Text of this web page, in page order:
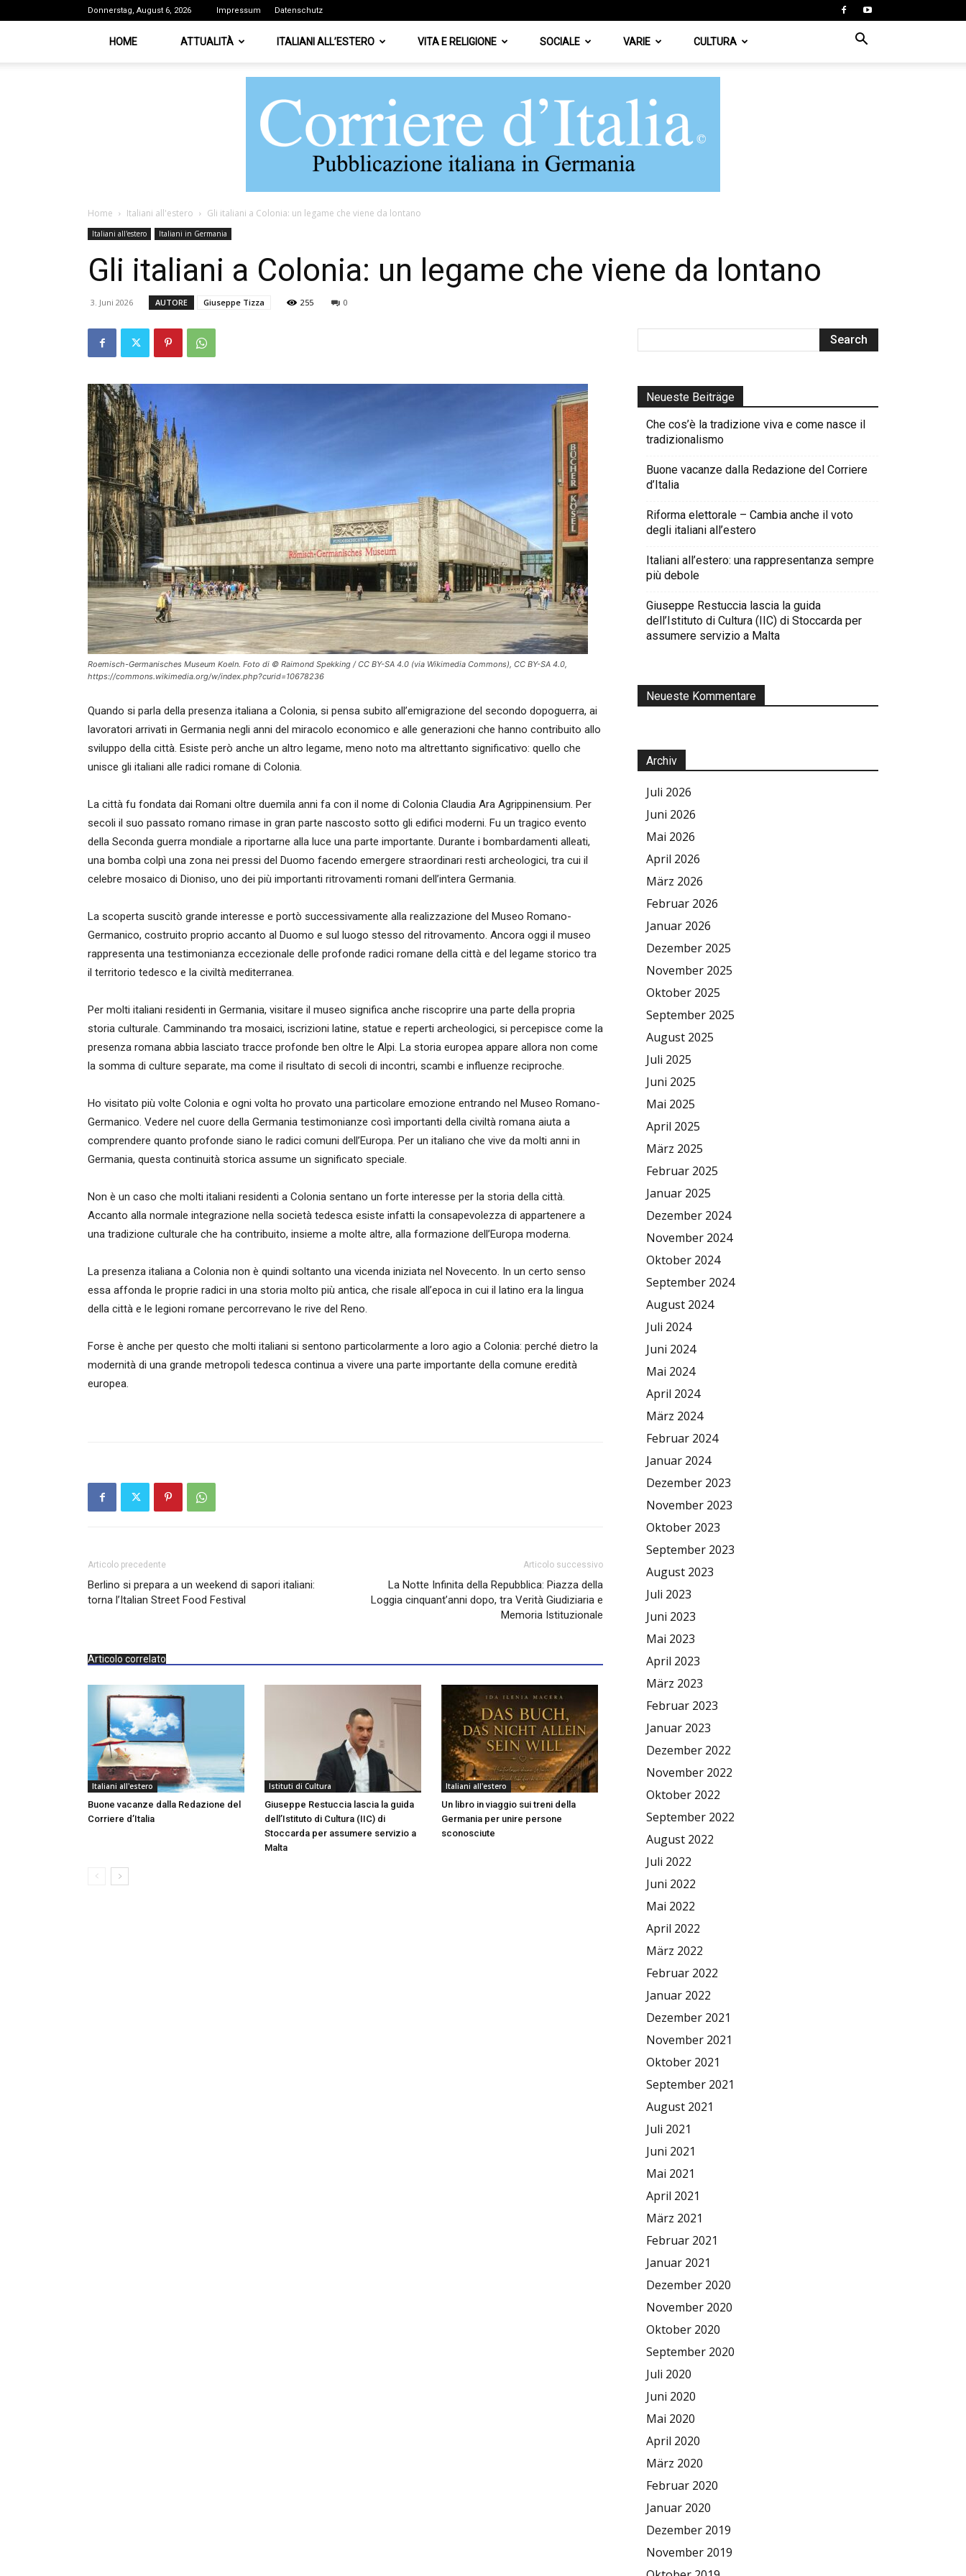
Donnerstag, August 6, 2026 Impressum Datenschutz
HOME ATTUALITÀ ITALIANI ALL’ESTERO VITA E RELIGIONE SOCIALE VARIE CULTURA
Home Italiani all'estero Gli italiani a Colonia: un legame che viene da lontano
Italiani all'estero Italiani in Germania
Gli italiani a Colonia: un legame che viene da lontano
3. Juni 2026 AUTORE Giuseppe Tizza 255 0
Roemisch-Germanisches Museum Koeln. Foto di © Raimond Spekking / CC BY-SA 4.0 (via Wikimedia Commons), CC BY-SA 4.0,
https://commons.wikimedia.org/w/index.php?curid=10678236
Quando si parla della presenza italiana a Colonia, si pensa subito all’emigrazione del secondo dopoguerra, ai
lavoratori arrivati in Germania negli anni del miracolo economico e alle generazioni che hanno contribuito allo
sviluppo della città. Esiste però anche un altro legame, meno noto ma altrettanto significativo: quello che
unisce gli italiani alle radici romane di Colonia.
La città fu fondata dai Romani oltre duemila anni fa con il nome di Colonia Claudia Ara Agrippinensium. Per
secoli il suo passato romano rimase in gran parte nascosto sotto gli edifici moderni. Fu un tragico evento
della Seconda guerra mondiale a riportarne alla luce una parte importante. Durante i bombardamenti alleati,
una bomba colpì una zona nei pressi del Duomo facendo emergere straordinari resti archeologici, tra cui il
celebre mosaico di Dioniso, uno dei più importanti ritrovamenti romani dell’intera Germania.
La scoperta suscitò grande interesse e portò successivamente alla realizzazione del Museo Romano-
Germanico, costruito proprio accanto al Duomo e sul luogo stesso del ritrovamento. Ancora oggi il museo
rappresenta una testimonianza eccezionale delle profonde radici romane della città e del legame storico tra
il territorio tedesco e la civiltà mediterranea.
Per molti italiani residenti in Germania, visitare il museo significa anche riscoprire una parte della propria
storia culturale. Camminando tra mosaici, iscrizioni latine, statue e reperti archeologici, si percepisce come la
presenza romana abbia lasciato tracce profonde ben oltre le Alpi. La storia europea appare allora non come
la somma di culture separate, ma come il risultato di secoli di incontri, scambi e influenze reciproche.
Ho visitato più volte Colonia e ogni volta ho provato una particolare emozione entrando nel Museo Romano-
Germanico. Vedere nel cuore della Germania testimonianze così importanti della civiltà romana aiuta a
comprendere quanto profonde siano le radici comuni dell’Europa. Per un italiano che vive da molti anni in
Germania, questa continuità storica assume un significato speciale.
Non è un caso che molti italiani residenti a Colonia sentano un forte interesse per la storia della città.
Accanto alla normale integrazione nella società tedesca esiste infatti la consapevolezza di appartenere a
una tradizione culturale che ha contribuito, insieme a molte altre, alla formazione dell’Europa moderna.
La presenza italiana a Colonia non è quindi soltanto una vicenda iniziata nel Novecento. In un certo senso
essa affonda le proprie radici in una storia molto più antica, che risale all’epoca in cui il latino era la lingua
della città e le legioni romane percorrevano le rive del Reno.
Forse è anche per questo che molti italiani si sentono particolarmente a loro agio a Colonia: perché dietro la
modernità di una grande metropoli tedesca continua a vivere una parte importante della comune eredità
europea.
Articolo precedente
Berlino si prepara a un weekend di sapori italiani:
torna l’Italian Street Food Festival
Articolo successivo
La Notte Infinita della Repubblica: Piazza della
Loggia cinquant’anni dopo, tra Verità Giudiziaria e
Memoria Istituzionale
Articolo correlato
Italiani all'estero
Buone vacanze dalla Redazione del
Corriere d’Italia
Istituti di Cultura
Giuseppe Restuccia lascia la guida
dell’Istituto di Cultura (IIC) di
Stoccarda per assumere servizio a
Malta
Italiani all'estero
Un libro in viaggio sui treni della
Germania per unire persone
sconosciute
Neueste Beiträge
Che cos’è la tradizione viva e come nasce il
tradizionalismo
Buone vacanze dalla Redazione del Corriere
d’Italia
Riforma elettorale – Cambia anche il voto
degli italiani all’estero
Italiani all’estero: una rappresentanza sempre
più debole
Giuseppe Restuccia lascia la guida
dell’Istituto di Cultura (IIC) di Stoccarda per
assumere servizio a Malta
Neueste Kommentare
Archiv
Juli 2026
Juni 2026
Mai 2026
April 2026
März 2026
Februar 2026
Januar 2026
Dezember 2025
November 2025
Oktober 2025
September 2025
August 2025
Juli 2025
Juni 2025
Mai 2025
April 2025
März 2025
Februar 2025
Januar 2025
Dezember 2024
November 2024
Oktober 2024
September 2024
August 2024
Juli 2024
Juni 2024
Mai 2024
April 2024
März 2024
Februar 2024
Januar 2024
Dezember 2023
November 2023
Oktober 2023
September 2023
August 2023
Juli 2023
Juni 2023
Mai 2023
April 2023
März 2023
Februar 2023
Januar 2023
Dezember 2022
November 2022
Oktober 2022
September 2022
August 2022
Juli 2022
Juni 2022
Mai 2022
April 2022
März 2022
Februar 2022
Januar 2022
Dezember 2021
November 2021
Oktober 2021
September 2021
August 2021
Juli 2021
Juni 2021
Mai 2021
April 2021
März 2021
Februar 2021
Januar 2021
Dezember 2020
November 2020
Oktober 2020
September 2020
Juli 2020
Juni 2020
Mai 2020
April 2020
März 2020
Februar 2020
Januar 2020
Dezember 2019
November 2019